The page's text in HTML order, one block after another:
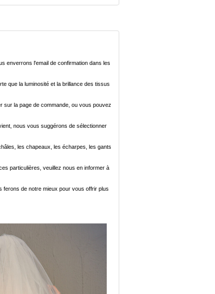
enverrons l'email de confirmation dans les
que la luminosité et la brillance des tissus
sur la page de commande, ou vous pouvez
nous vous suggérons de sélectionner
les chapeaux, les écharpes, les gants
particulières, veuillez nous en informer à
de notre mieux pour vous offrir plus